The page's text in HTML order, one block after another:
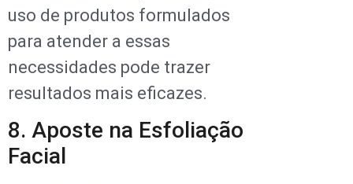
uso de produtos formulados
para atender a essas
necessidades pode trazer
resultados mais eficazes.
8. Aposte na Esfoliação
Facial